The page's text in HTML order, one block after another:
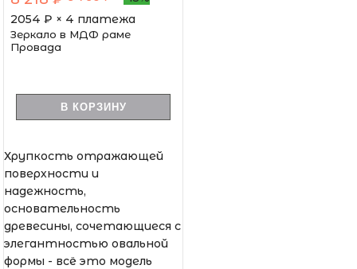
2054 ₽ × 4 платежа
Зеркало в МДФ раме
Провада
В КОРЗИНУ
Хрупкость отражающей
поверхности и
надежность,
основательность
древесины, сочетающиеся с
элегантностью овальной
формы - всё это модель